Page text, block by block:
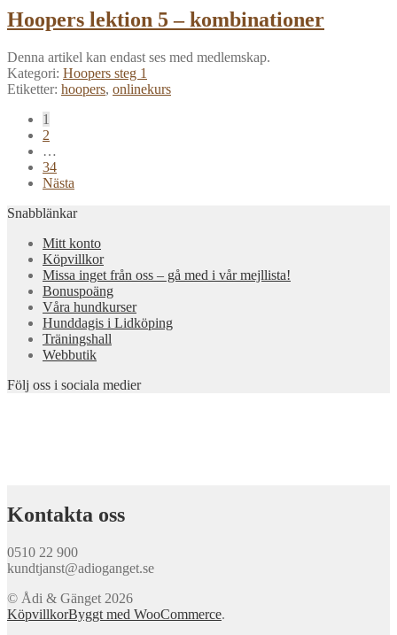
Hoopers lektion 5 – kombinationer
Denna artikel kan endast ses med medlemskap.
Kategori: Hoopers steg 1
Etiketter: hoopers, onlinekurs
Sidnumrering
för
inlägg
1
2
…
34
Nästa
Snabblänkar
Mitt konto
Köpvillkor
Missa inget från oss – gå med i vår mejllista!
Bonuspoäng
Våra hundkurser
Hunddagis i Lidköping
Träningshall
Webbutik
Följ oss i sociala medier
Kontakta oss
0510 22 900
kundtjanst@adioganget.se
© Ådi & Gänget 2026
KöpvillkorByggt med WooCommerce.